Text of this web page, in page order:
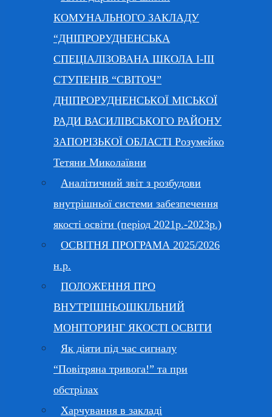
КОМУНАЛЬНОГО ЗАКЛАДУ
“ДНІПРОРУДНЕНСЬКА
СПЕЦІАЛІЗОВАНА ШКОЛА І-ІІІ
СТУПЕНІВ “СВІТОЧ”
ДНІПРОРУДНЕНСЬКОЇ МІСЬКОЇ
РАДИ ВАСИЛІВСЬКОГО РАЙОНУ
ЗАПОРІЗЬКОЇ ОБЛАСТІ Розумейко
Тетяни Миколаївни
Аналітичний звіт з розбудови
внутрішньої системи забезпечення
якості освіти (період 2021р.-2023р.)
ОСВІТНЯ ПРОГРАМА 2025/2026
н.р.
ПОЛОЖЕННЯ ПРО
ВНУТРІШНЬОШКІЛЬНИЙ
МОНІТОРИНГ ЯКОСТІ ОСВІТИ
Як діяти під час сигналу
“Повітряна тривога!” та при
обстрілах
Харчування в закладі